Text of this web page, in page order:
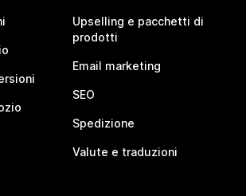
Upselling e pacchetti di
prodotti
Email marketing
SEO
Spedizione
Valute e traduzioni